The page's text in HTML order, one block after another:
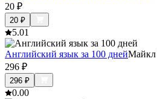
20 ₽
20 ₽
5.01
Английский язык за 100 днейМайкл
296 ₽
296 ₽
0.00